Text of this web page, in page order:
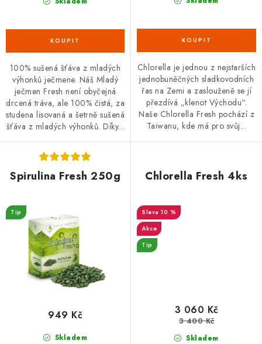
100% sušená šťáva z mladých
výhonků ječmene. Náš Mladý
ječmen Fresh není obyčejná
drcená tráva, ale 100% čistá, za
studena lisovaná a šetrně sušená
šťáva z mladých výhonků. Díky...
Chlorella je jednou z nejstarších
jednobuněčných sladkovodních
řas na Zemi a zaslouženě se jí
přezdívá „klenot Východu“.
Naše Chlorella Fresh pochází z
Taiwanu, kde má pro svůj...
Spirulina Fresh 250g
Tip
Skladem
949 Kč
Chlorella Fresh 4ks
10 %
Akce
Tip
Skladem
3 060 Kč
3 400 Kč